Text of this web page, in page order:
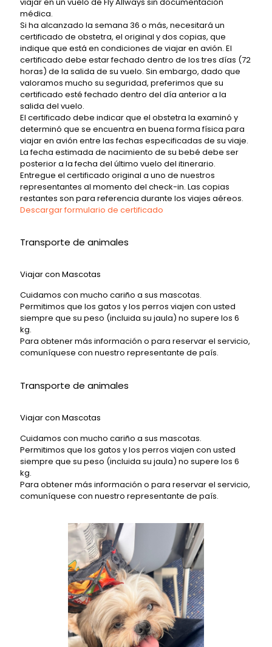
médica.
Si ha alcanzado la semana 36 o más, necesitará un
certificado de obstetra, el original y dos copias, que
indique que está en condiciones de viajar en avión. El
certificado debe estar fechado dentro de los tres días (72
horas) de la salida de su vuelo. Sin embargo, dado que
valoramos mucho su seguridad, preferimos que su
certificado esté fechado dentro del día anterior a la
salida del vuelo.
El certificado debe indicar que el obstetra la examinó y
determinó que se encuentra en buena forma física para
viajar en avión entre las fechas especificadas de su viaje.
La fecha estimada de nacimiento de su bebé debe ser
posterior a la fecha del último vuelo del itinerario.
Entregue el certificado original a uno de nuestros
representantes al momento del check-in. Las copias
restantes son para referencia durante los viajes aéreos.
Descargar formulario de certificado
Transporte de animales
Viajar con Mascotas
Cuidamos con mucho cariño a sus mascotas.
Permitimos que los gatos y los perros viajen con usted
siempre que su peso (incluida su jaula) no supere los 6
kg.
Para obtener más información o para reservar el servicio,
comuníquese con nuestro representante de país.
Transporte de animales
Viajar con Mascotas
Cuidamos con mucho cariño a sus mascotas.
Permitimos que los gatos y los perros viajen con usted
siempre que su peso (incluida su jaula) no supere los 6
kg.
Para obtener más información o para reservar el servicio,
comuníquese con nuestro representante de país.